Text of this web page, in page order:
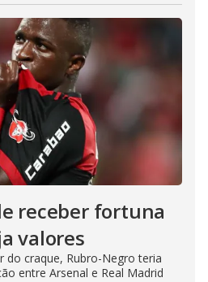
receber fortuna
valores
do craque, Rubro-Negro teria
entre Arsenal e Real Madrid